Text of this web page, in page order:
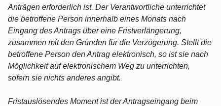
Anträgen erforderlich ist. Der Verantwortliche unterrichtet
die betroffene Person innerhalb eines Monats nach
Eingang des Antrags über eine Fristverlängerung,
zusammen mit den Gründen für die Verzögerung. Stellt die
betroffene Person den Antrag elektronisch, so ist sie nach
Möglichkeit auf elektronischem Weg zu unterrichten,
sofern sie nichts anderes angibt.
Fristauslösendes Moment ist der Antragseingang beim